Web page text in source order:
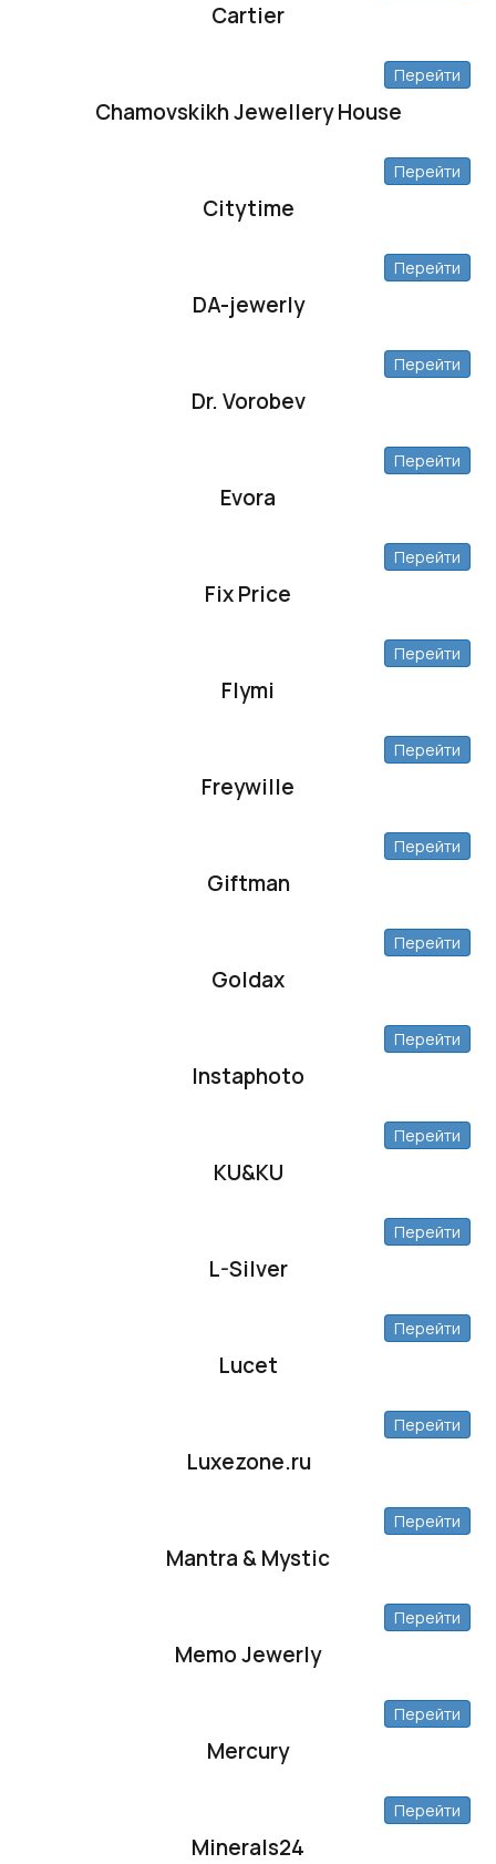
Cartier
Перейти
Chamovskikh Jewellery House
Перейти
Citytime
Перейти
DA-jewerly
Перейти
Dr. Vorobev
Перейти
Evora
Перейти
Fix Price
Перейти
Flymi
Перейти
Freywille
Перейти
Giftman
Перейти
Goldax
Перейти
Instaphoto
Перейти
KU&KU
Перейти
L-Silver
Перейти
Lucet
Перейти
Luxezone.ru
Перейти
Mantra & Mystic
Перейти
Memo Jewerly
Перейти
Mercury
Перейти
Minerals24